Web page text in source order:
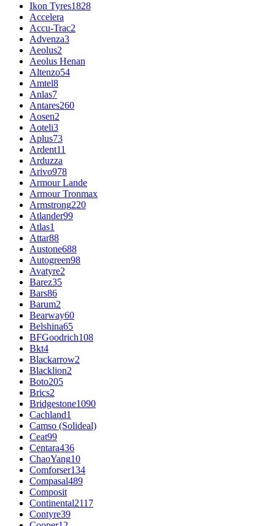
Ikon Tyres1828
Accelera
Accu-Trac2
Advenza3
Aeolus2
Aeolus Henan
Altenzo54
Amtel8
Anlas7
Antares260
Aosen2
Aoteli3
Aplus73
Ardent11
Arduzza
Arivo978
Armour Lande
Armour Tronmax
Armstrong220
Atlander99
Atlas1
Attar88
Austone688
Autogreen98
Avatyre2
Barez35
Bars86
Barum2
Bearway60
Belshina65
BFGoodrich108
Bkt4
Blackarrow2
Blacklion2
Boto205
Brics2
Bridgestone1090
Cachland1
Camso (Solideal)
Ceat99
Centara436
ChaoYang10
Comforser134
Compasal489
Composit
Continental2117
Contyre39